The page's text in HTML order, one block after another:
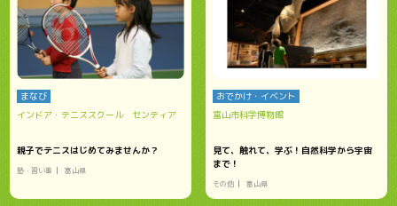
まなび
インドア・テニススクール センティア
親子でテニスはじめてみませんか？
塾・習い事 富山県
おでかけ・イベント
富山市科学博物館
見て、触れて、学ぶ！自然科学から宇宙
まで！
その他 富山県